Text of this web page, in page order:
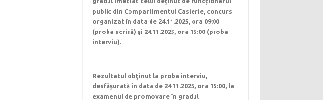
public din Compartimentul Casierie, concurs
organizat în data de 24.11.2025, ora 09:00
(proba scrisă) şi 24.11.2025, ora 15:00 (proba
interviu).
Rezultatul obţinut la proba interviu,
desfășurată în data de 24.11.2025, ora 15:00, la
examenul de promovare în gradul